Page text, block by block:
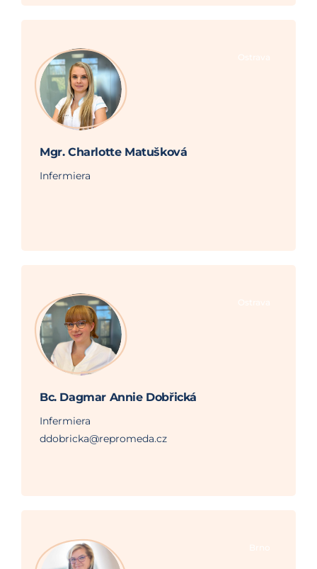
Mgr. Charlotte Matušková
Infermiera
Bc. Dagmar Annie Dobřická
Infermiera
ddobricka@repromeda.cz